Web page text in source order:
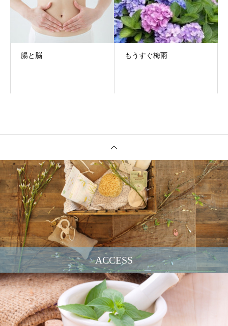
腸と脳 もうすぐ梅雨
ACCESS